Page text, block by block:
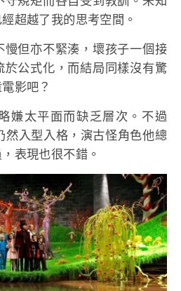
超越了我的思考空間。
但亦不緊湊，壞孩子一個接
公式化，而結局同樣沒有驚
影吧？
嫌太平面而缺乏層次。不過
入型入格，演古怪角色他總
表現也很不錯。